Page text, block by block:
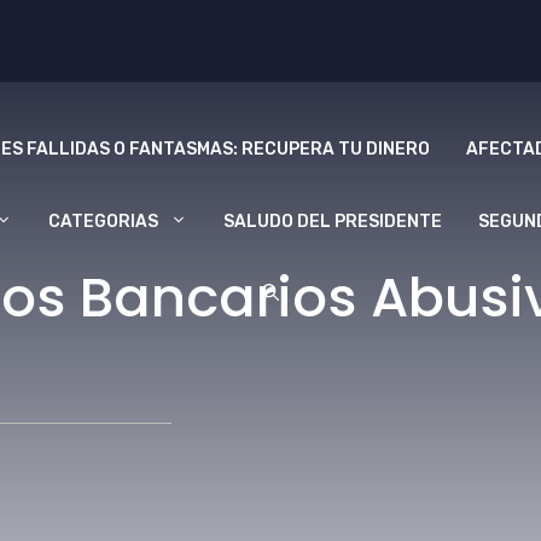
FALLIDAS O FANTASMAS: RECUPERA TU DINERO
CATEGORIAS SALUDO DEL PRESIDENTE
Bancarios